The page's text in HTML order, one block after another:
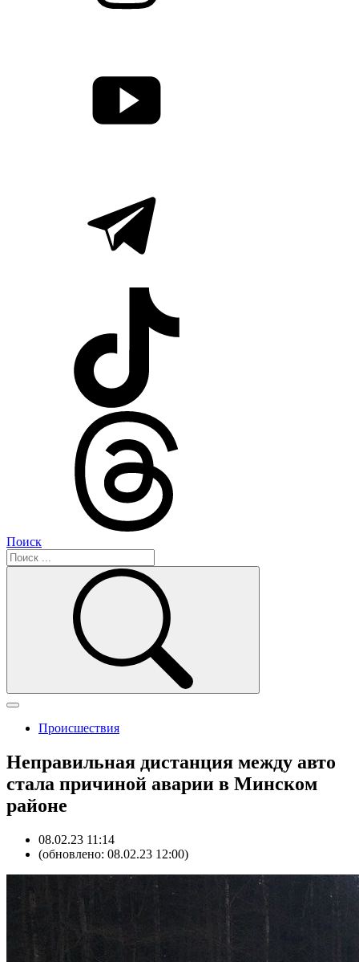
Поиск
Происшествия
Неправильная дистанция между авто
стала причиной аварии в Минском
районе
08.02.23 11:14
(обновлено: 08.02.23 12:00)